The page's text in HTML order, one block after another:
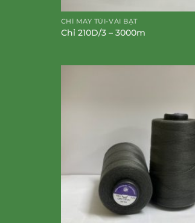
CHỈ MAY TÚI-VẢI BẠT
Chỉ 210D/3 – 3000m